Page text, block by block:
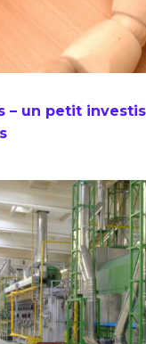
– un petit